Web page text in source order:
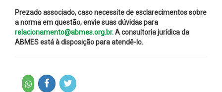
Prezado associado, caso necessite de esclarecimentos sobre
a norma em questão, envie suas dúvidas para
relacionamento@abmes.org.br.A consultoria jurídica da
ABMES está à disposição para atendê-lo.